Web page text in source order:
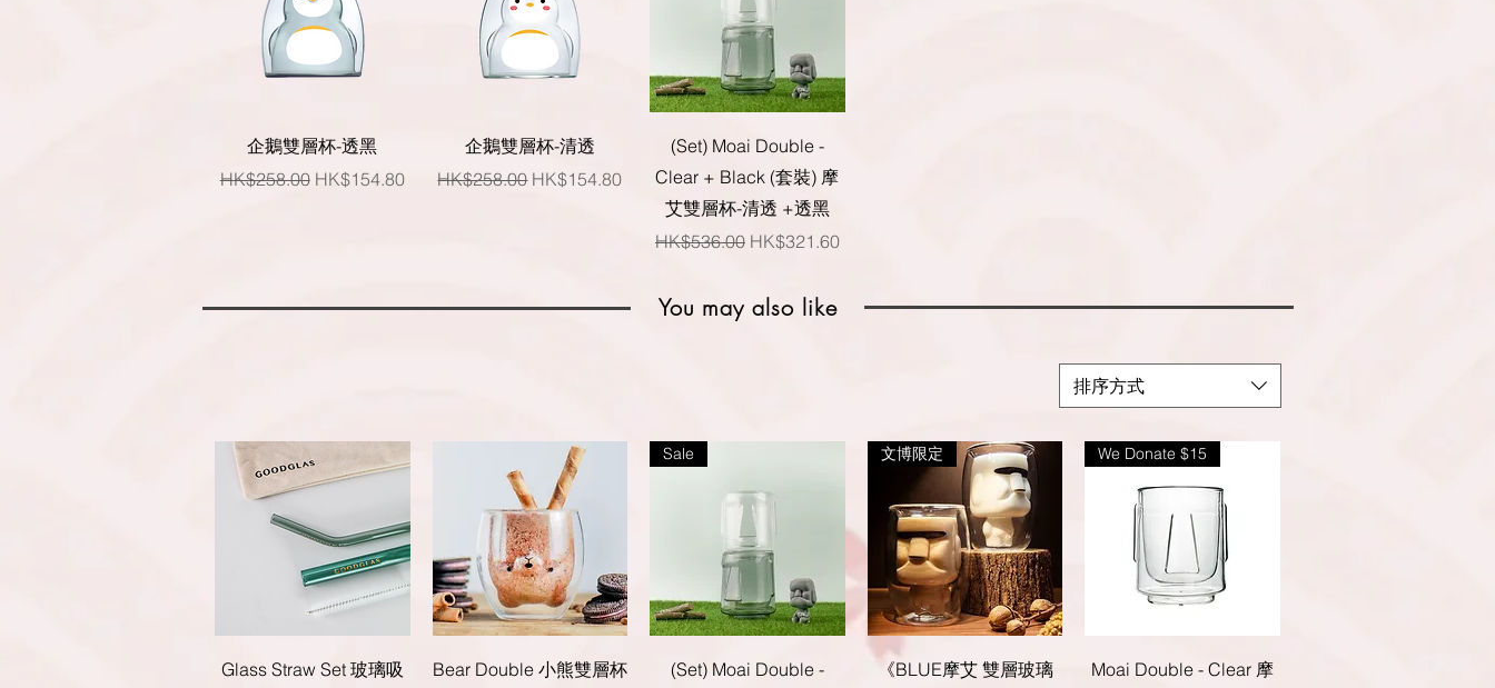
快速瀏覽
企鵝雙層杯-透黑
一般價格
HK$258.00 促銷價格
HK$154.80
快速瀏覽
企鵝雙層杯-清透
一般價格
HK$258.00 促銷價格
HK$154.80
快速瀏覽
(Set) Moai Double -
Clear + Black (套裝) 摩
艾雙層杯-清透 +透黑
一般價格
HK$536.00 促銷價格
HK$321.60
You may also like
排序方式
快速瀏覽
Glass Straw Set 玻璃吸
快速瀏覽
Bear Double 小熊雙層杯
快速瀏覽
Sale
(Set) Moai Double -
快速瀏覽
文博限定
《BLUE摩艾 雙層玻璃
快速瀏覽
We Donate $15
Moai Double - Clear 摩